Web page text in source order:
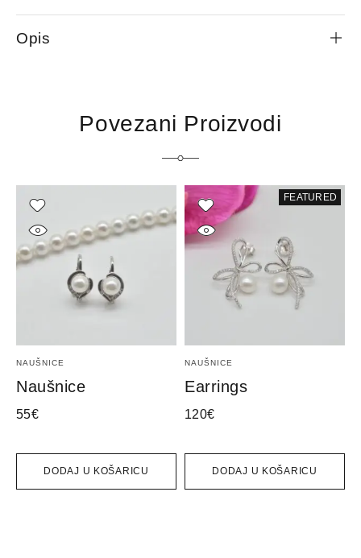
Opis
Povezani Proizvodi
DODAJ U KOŠARICU
NAUŠNICE
Naušnice
55€
FEATURED
DODAJ U KOŠARICU
NAUŠNICE
Earrings
120€